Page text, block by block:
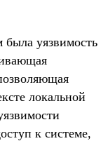
уязвимость
локальной
к системе,